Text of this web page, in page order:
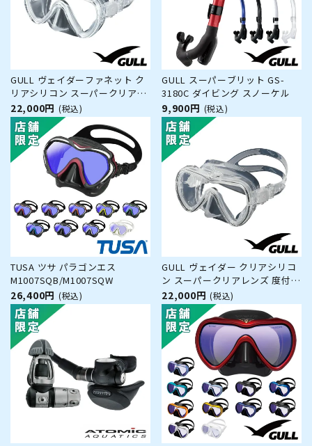
GULL ヴェイダーファネット ク
リアシリコン スーパークリアレ
ンズ 度付きレンズ（オーダー）
対応 GM-1265C ダイビング マス
ク
22,000円 (税込)
GULL スーパーブリット GS-
3180C ダイビング スノーケル
9,900円 (税込)
TUSA ツサ パラゴンエス
M1007SQB/M1007SQW
26,400円 (税込)
GULL ヴェイダー クリアシリコ
ン スーパークリアレンズ 度付き
レンズ（オーダー）対応 GM-
1255C ダイビング マスク
22,000円 (税込)